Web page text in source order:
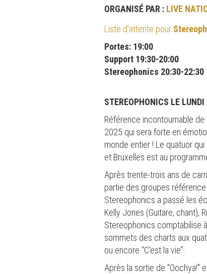
ORGANISÉ PAR : LIVE
Liste d'attente pour
Portes: 19:00
Support 19:30-20:00
Stereophonics 20:30-22:30
STEREOPHONICS LE
Référence incontournable
2025 qui sera forte en
monde entier ! Le quatuor
et Bruxelles est au
Après trente-trois ans de
partie des groupes
Stereophonics a passé les
Kelly Jones (Guitare, chant),
Stereophonics comptabilise
sommets des charts aux
ou encore “C’est la vie”.
Après la sortie de "Oochya!"